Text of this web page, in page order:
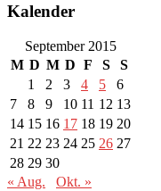
Kalender
September 2015
M D M D F S
S
1
2 3 4 5
6
7
8 9 10 11 12 13
14 15 16 17 18 19 20
21 22 23 24 25 26 27
28 29 30
« Aug.
Okt. »